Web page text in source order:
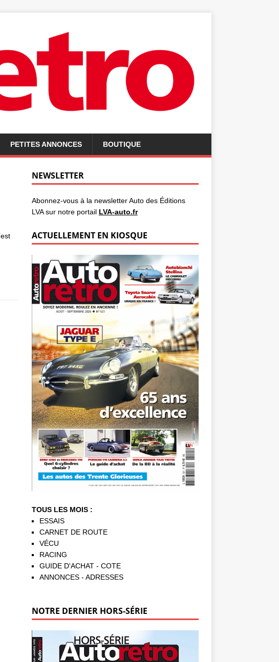
PETITES ANNONCES BOUTIQUE
NEWSLETTER
Abonnez-vous à la newsletter Auto des Éditions
LVA sur notre portail LVA-auto.fr
ACTUELLEMENT EN KIOSQUE
TOUS LES MOIS :
ESSAIS
CARNET DE ROUTE
VÉCU
RACING
GUIDE D'ACHAT - COTE
ANNONCES - ADRESSES
NOTRE DERNIER HORS-SÉRIE